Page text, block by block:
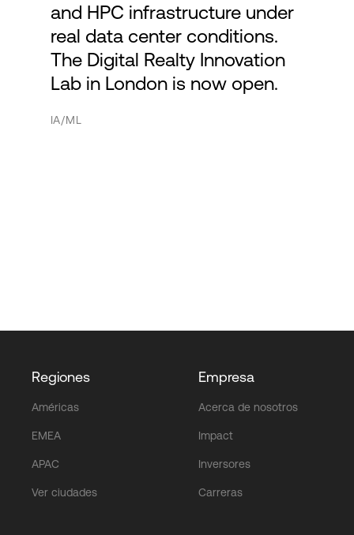
and HPC infrastructure under
real data center conditions.
The Digital Realty Innovation
Lab in London is now open.
IA/ML
Regiones
Américas
EMEA
APAC
Ver ciudades
Empresa
Acerca de nosotros
Impact
Inversores
Carreras